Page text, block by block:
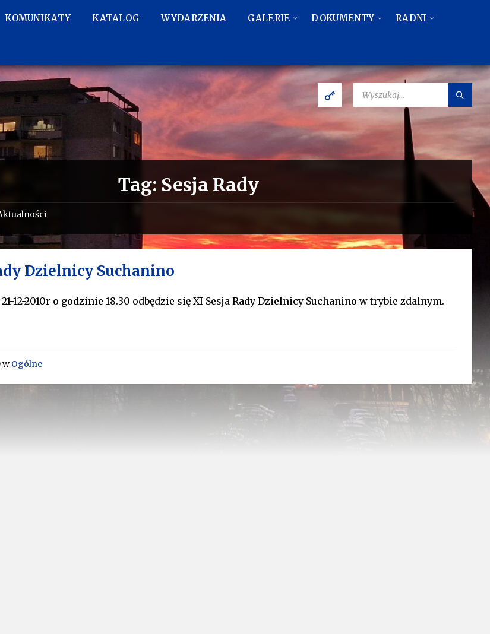
KOMUNIKATY KATALOG WYDARZENIA GALERIE DOKUMENTY RADNI
Tag: Sesja Rady
Dzielnicy Suchanino
12-2010r o godzinie 18.30 odbędzie się XI Sesja Rady Dzielnicy Suchanino w trybie zdalnym.
w Ogólne